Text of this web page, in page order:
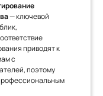
— ключевой
приводят к
с
поэтому